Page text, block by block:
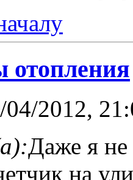
отопления
04/2012,
Даже я
на